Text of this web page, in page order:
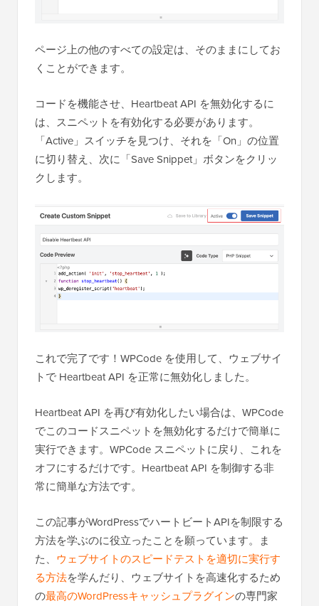
ページ上の他のすべての設定は、そのままにしてお
くことができます。
コードを機能させ、Heartbeat API を無効化するに
は、スニペットを有効化する必要があります。
「Active」スイッチを見つけ、それを「On」の位置
に切り替え、次に「Save Snippet」ボタンをクリッ
クします。
これで完了です！WPCode を使用して、ウェブサイ
トで Heartbeat API を正常に無効化しました。
Heartbeat API を再び有効化したい場合は、WPCode
でこのコードスニペットを無効化するだけで簡単に
実行できます。WPCode スニペットに戻り、これを
オフにするだけです。Heartbeat API を制御する非
常に簡単な方法です。
この記事がWordPressでハートビートAPIを制限する
方法を学ぶのに役立ったことを願っています。ま
た、 ウェブサイトのスピードテストを適切に実行す
る方法を学んだり、ウェブサイトを高速化するため
の最高のWordPressキャッシュプラグインの専門家